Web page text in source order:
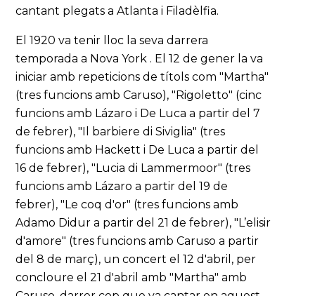
cantant plegats a Atlanta i Filadèlfia.
El 1920 va tenir lloc la seva darrera
temporada a Nova York . El 12 de gener la va
iniciar amb repeticions de títols com "Martha"
(tres funcions amb Caruso), "Rigoletto" (cinc
funcions amb Lázaro i De Luca a partir del 7
de febrer), "Il barbiere di Siviglia" (tres
funcions amb Hackett i De Luca a partir del
16 de febrer), "Lucia di Lammermoor" (tres
funcions amb Lázaro a partir del 19 de
febrer), "Le coq d'or" (tres funcions amb
Adamo Didur a partir del 21 de febrer), "L’elisir
d'amore" (tres funcions amb Caruso a partir
del 8 de març), un concert el 12 d'abril, per
concloure el 21 d'abril amb "Martha" amb